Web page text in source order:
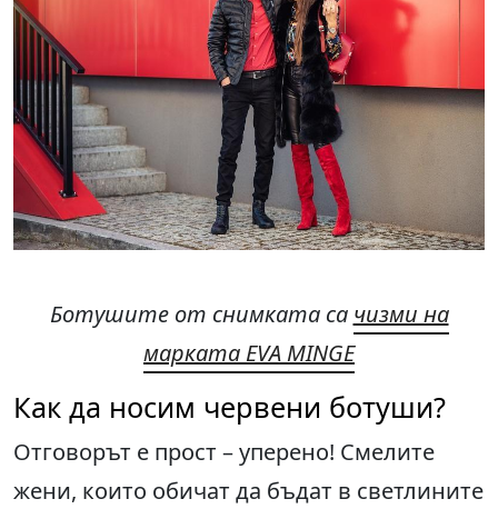
Ботушите от снимката са чизми на
марката EVA MINGE
Как да носим червени ботуши?
Отговорът е прост – уперено! Смелите
жени, които обичат да бъдат в светлините